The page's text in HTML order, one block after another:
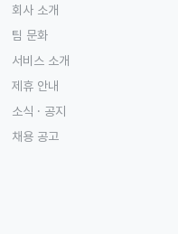
회사 소개
팀 문화
서비스 소개
제휴 안내
소식 · 공지
채용 공고